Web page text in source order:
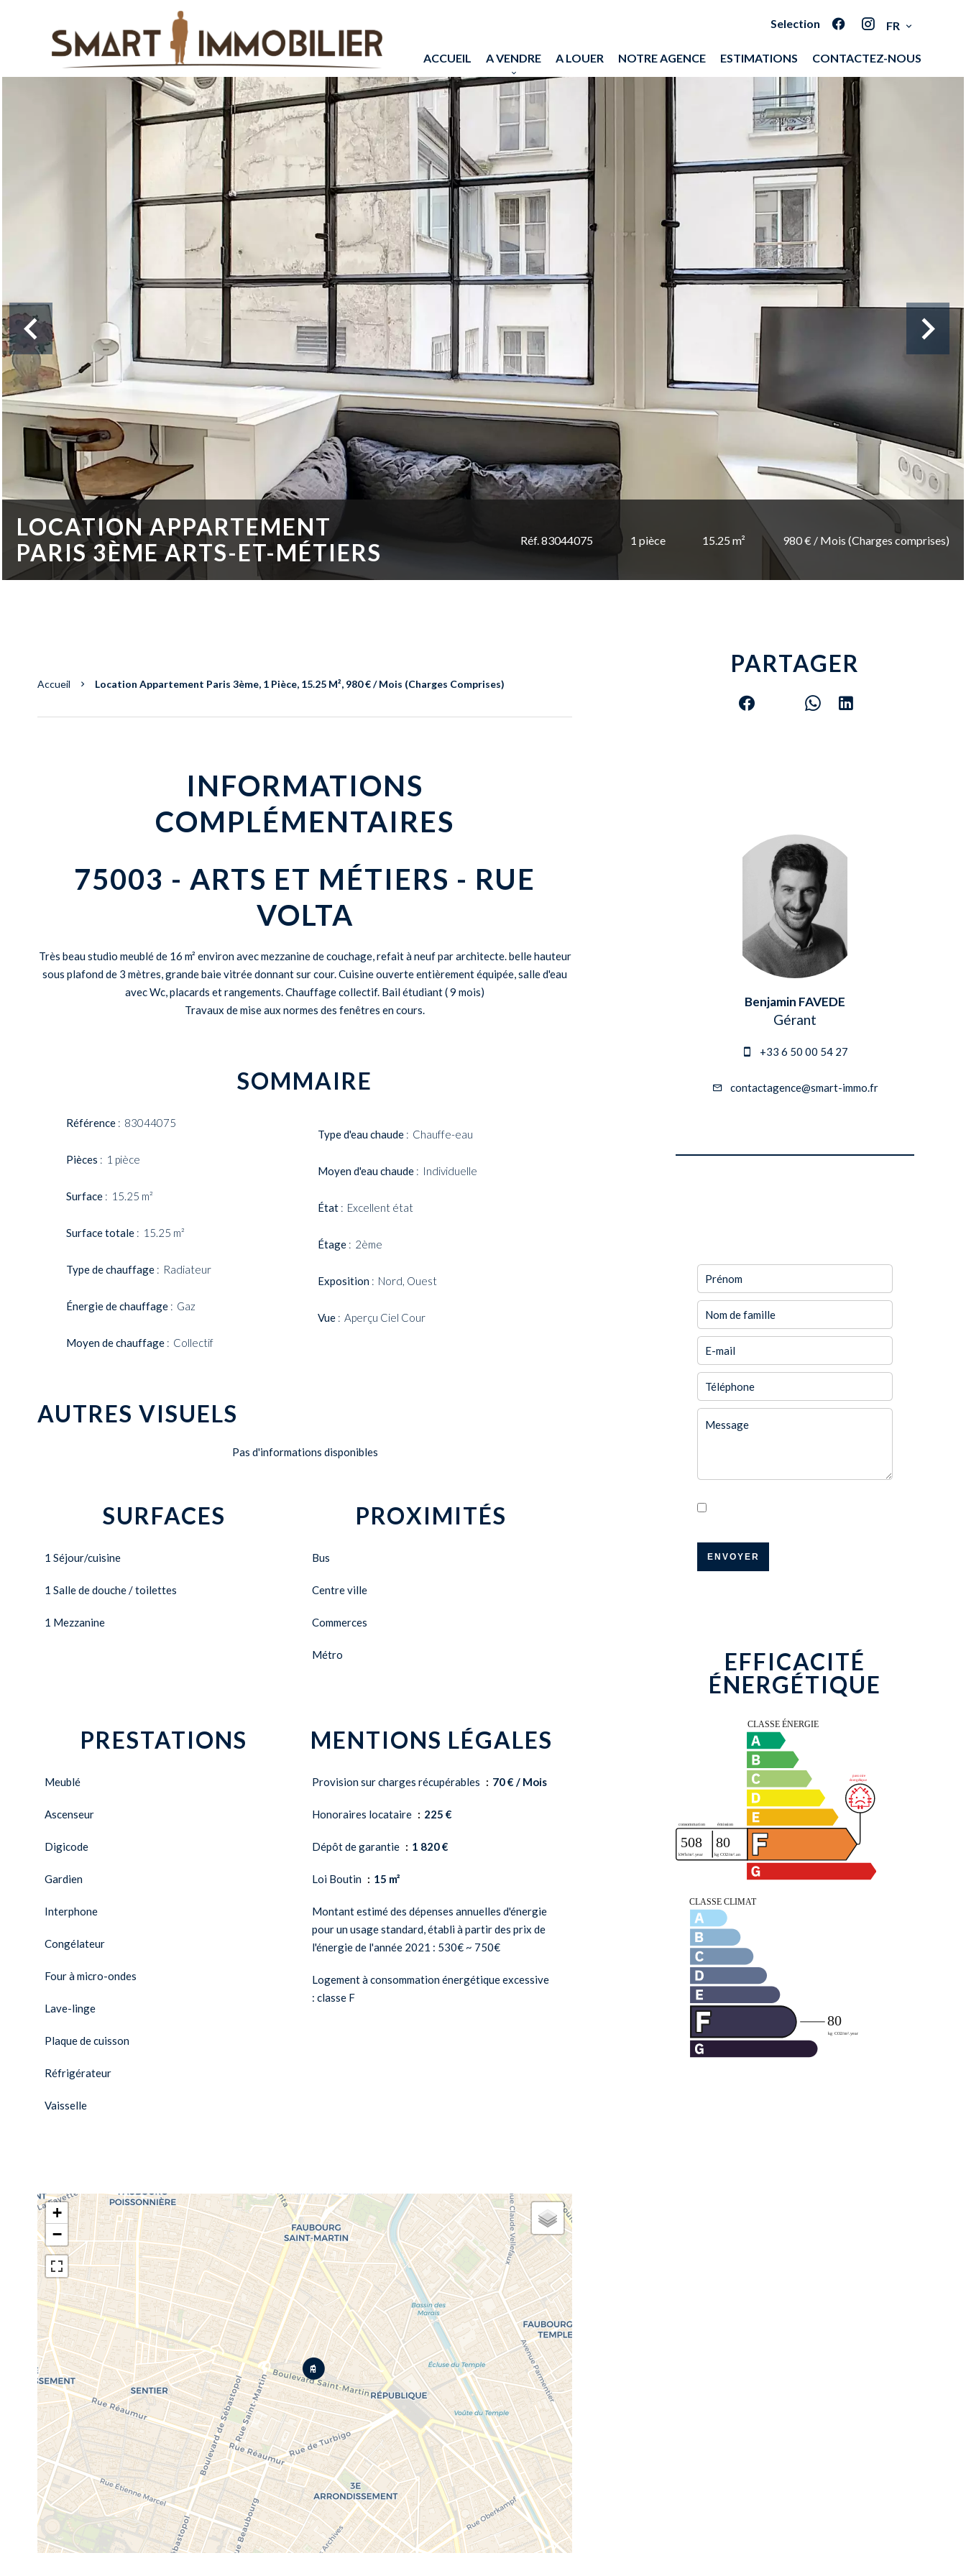
Selection FR
ACCUEIL A VENDRE A LOUER NOTRE AGENCE ESTIMATIONS CONTACTEZ-NOUS
LOCATION APPARTEMENT
PARIS 3ÈME ARTS-ET-MÉTIERS
Réf. 83044075 1 pièce 15.25 m² 980 € / Mois (Charges comprises)
Accueil Location Appartement Paris 3ème, 1 Pièce, 15.25 M², 980 € / Mois (Charges Comprises)
INFORMATIONS
COMPLÉMENTAIRES
75003 - ARTS ET MÉTIERS - RUE
VOLTA
Très beau studio meublé de 16 m² environ avec mezzanine de couchage, refait à neuf par architecte. belle hauteur
sous plafond de 3 mètres, grande baie vitrée donnant sur cour. Cuisine ouverte entièrement équipée, salle d'eau
avec Wc, placards et rangements. Chauffage collectif. Bail étudiant ( 9 mois)
Travaux de mise aux normes des fenêtres en cours.
SOMMAIRE
Référence 83044075
Pièces 1 pièce
Surface 15.25 m²
Surface totale 15.25 m²
Type de chauffage Radiateur
Énergie de chauffage Gaz
Moyen de chauffage Collectif
Type d'eau chaude Chauffe-eau
Moyen d'eau chaude Individuelle
État Excellent état
Étage 2ème
Exposition Nord, Ouest
Vue Aperçu Ciel Cour
AUTRES VISUELS
Pas d'informations disponibles
SURFACES
1 Séjour/cuisine
1 Salle de douche / toilettes
1 Mezzanine
PROXIMITÉS
Bus
Centre ville
Commerces
Métro
PRESTATIONS
Meublé
Ascenseur
Digicode
Gardien
Interphone
Congélateur
Four à micro-ondes
Lave-linge
Plaque de cuisson
Réfrigérateur
Vaisselle
MENTIONS LÉGALES
Provision sur charges récupérables 70 € / Mois
Honoraires locataire 225 €
Dépôt de garantie 1 820 €
Loi Boutin 15 m²
Montant estimé des dépenses annuelles d'énergie
pour un usage standard, établi à partir des prix de
l'énergie de l'année 2021 : 530€ ~ 750€
Logement à consommation énergétique excessive
: classe F
+
−
PARTAGER
Benjamin FAVEDE
Gérant
+33 6 50 00 54 27
contactagence@smart-immo.fr
ENVOYER
EFFICACITÉ
ÉNERGÉTIQUE